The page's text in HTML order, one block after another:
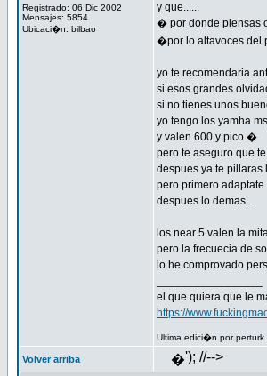
Registrado: 06 Dic 2002
Mensajes: 5854
Ubicaci�n: bilbao
y que......
� por donde piensas
�por lo altavoces del
yo te recomendaria
si esos grandes
si no tienes unos
yo tengo los yamha
y valen 600 y pico �
pero te aseguro que
despues ya te pillaras
pero primero
despues lo demas..
los near 5 valen la
pero la frecuecia de
lo he comprovado
el que quiera que le
https://
Ultima edici�n por
Volver arriba �'); //-->